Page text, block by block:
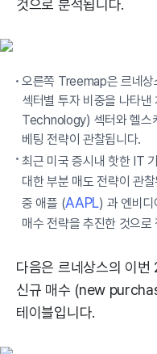
것으로 분석됩니다.
오른쪽 Treemap은 르네상
섹터별 투자 비중을 나타
Technology) 섹터와 헬스
베팅 전략이 관찰됩니다.
최근 미국 증시내 핫한 IT
대한 부분 매도 전략이 관
중 애플 (AAPL) 과 엔비디
매수 전략을 추진한 것으로
다음은 르네상스의 이
신규 매수 (new
테이블입니다.